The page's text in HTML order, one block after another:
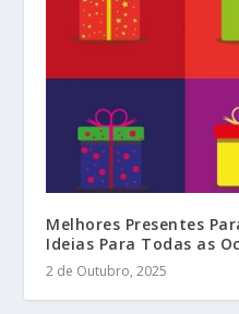
Melhores Presentes
Ideias Para Todas as
2 de Outubro, 2025